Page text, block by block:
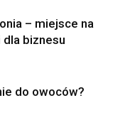
– miejsce na
biznesu
do owoców?